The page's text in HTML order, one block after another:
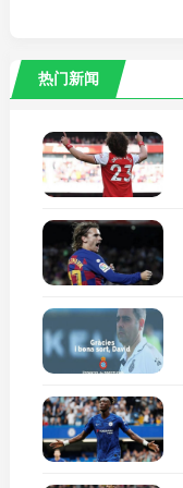
热门新闻